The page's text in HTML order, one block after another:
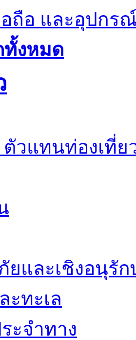
ถือ และอุปกร
ทั้งหมด
วแทนท่องเที่ย
ยและเชิงอนุรัก
ะทะเล
ะจำทาง